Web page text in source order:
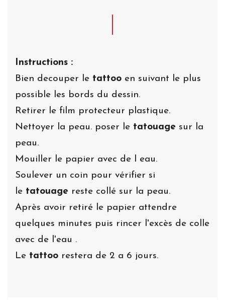
Instructions :
Bien decouper le tattoo en suivant le plus
possible les bords du dessin.
Retirer le film protecteur plastique.
Nettoyer la peau. poser le tatouage sur la
peau.
Mouiller le papier avec de l eau.
Soulever un coin pour vérifier si
le tatouage reste collé sur la peau.
Après avoir retiré le papier attendre
quelques minutes puis rincer l'excès de colle
avec de l'eau .
Le tattoo restera de 2 a 6 jours.